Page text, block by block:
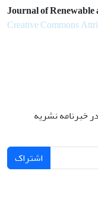
Journal of
Creative Commons
خبرنامه نشریه
اشتراک